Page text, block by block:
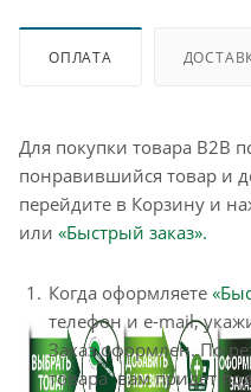
ОПЛАТА
Для покупки товара B2B
понравившийся товар и
перейдите в Корзину и
или «Быстрый заказ».
Когда оформляете
телефон и e-mail,
Заказ оформлен. По
товара вам придет